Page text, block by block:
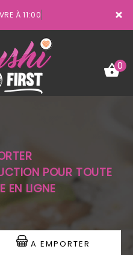
×
À 11:00
0
POUR TOUTE
EN LIGNE
A EMPORTER